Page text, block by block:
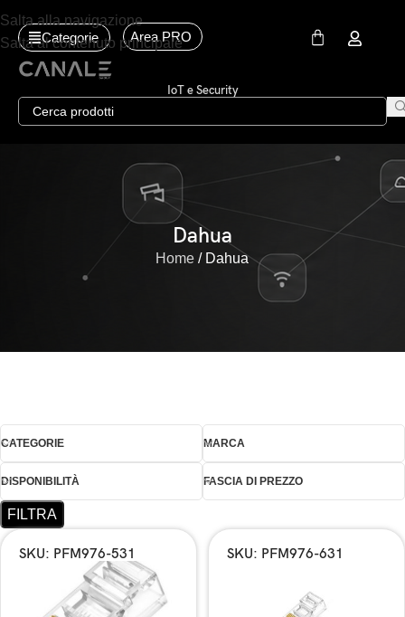
Salta alla navigazione
Salta al contenuto principale
Categorie Area PRO
IoT e Security
Dahua
Home Dahua
CATEGORIE MARCA
DISPONIBILITÀ FASCIA DI PREZZO
FILTRA
SKU: PFM976-531 SKU: PFM976-631